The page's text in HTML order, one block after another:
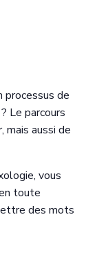
processus de
Le parcours
mais aussi de
vous
toute
des mots